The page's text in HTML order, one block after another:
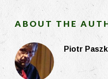
ABOUT THE
Piotr